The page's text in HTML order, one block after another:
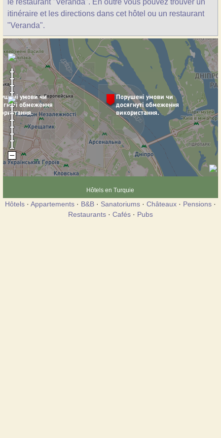
le restaurant "Veranda". En outre vous pouvez trouver un
itinéraire et les directions dans cet hôtel ou un restaurant
"Veranda".
Hôtels en Turquie
Hôtels · Appartements · B&B · Sanatoriums · Châteaux · Pensions ·
Restaurants · Cafés · Pubs